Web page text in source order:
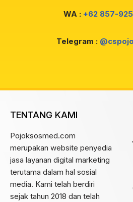
WA : +62 857-
Telegram :
TENTANG KAMI
Pojoksosmed.com
merupakan website penyedia
jasa layanan digital marketing
terutama dalam hal sosial
media. Kami telah berdiri
sejak tahun 2018 dan telah